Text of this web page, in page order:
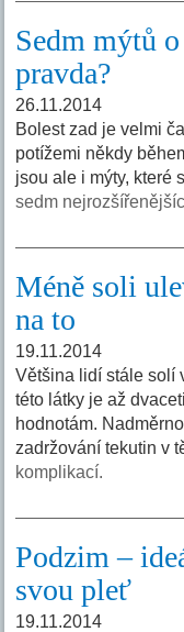
Sedm mýtů
pravda?
26.11.2014
Bolest zad je velmi
potížemi někdy
jsou ale i mýty, které
sedm
Méně soli
na to
19.11.2014
Většina lidí stále solí
této látky je až
hodnotám.
zadržování tekutin v
komplikací.
Podzim –
svou pleť
19.11.2014